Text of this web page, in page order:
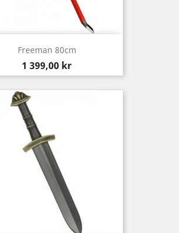
Freeman 80cm
Pris
1 399,00 kr